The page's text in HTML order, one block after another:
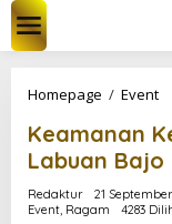
w
Homepage / EventK
a
m
a
n
a
Keamanan
Labuan Bajo
Redaktur
21
Event, Ragam 4283